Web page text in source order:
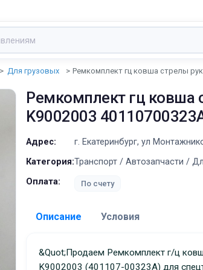
Для грузовых Ремкомплект гц ковша стрелы
Ремкомплект гц ковша
K9002003
Адрес: г. Екатеринбург, ул
Категория:Транспорт / Автозапчасти /
Оплата:
По счету
Описание Условия
&quot;Продаем Ремкомплект г/ц ковша, стрелы, рукояти
K9002003 (401107-00323A) для
Доставка: